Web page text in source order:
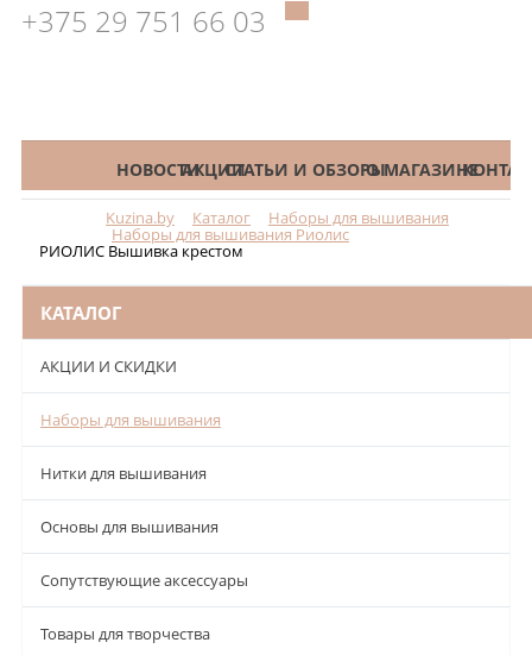
+375 29 751 66 03
КАТАЛОГНОВОСТИАКЦИИСТАТЬИ И ОБЗОРЫО МАГАЗИНЕ
Kuzina.by Каталог Наборы для вышивания
Наборы для вышивания Риолис
РИОЛИС Вышивка крестом
КАТАЛОГ
АКЦИИ И СКИДКИ
Наборы для вышивания
Нитки для вышивания
Основы для вышивания
Сопутствующие аксессуары
Товары для творчества